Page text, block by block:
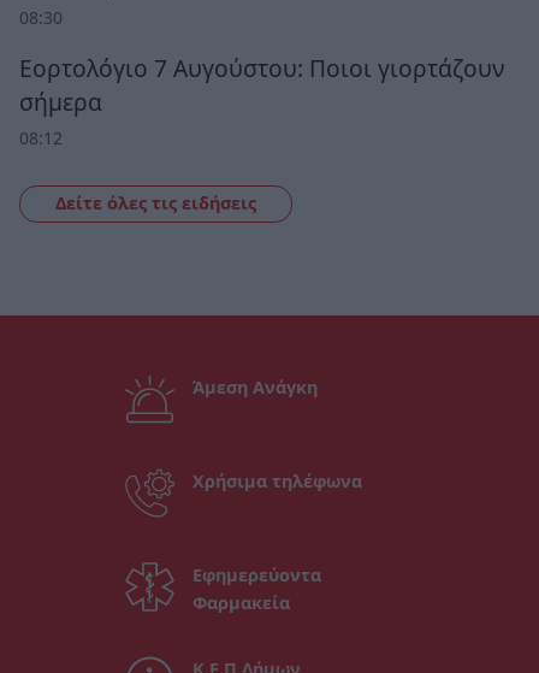
08:30
Εορτολόγιο 7 Αυγούστου: Ποιοι γιορτάζουν
σήμερα
08:12
Δείτε όλες τις ειδήσεις
Άμεση Ανάγκη
Χρήσιμα τηλέφωνα
Εφημερεύοντα
Φαρμακεία